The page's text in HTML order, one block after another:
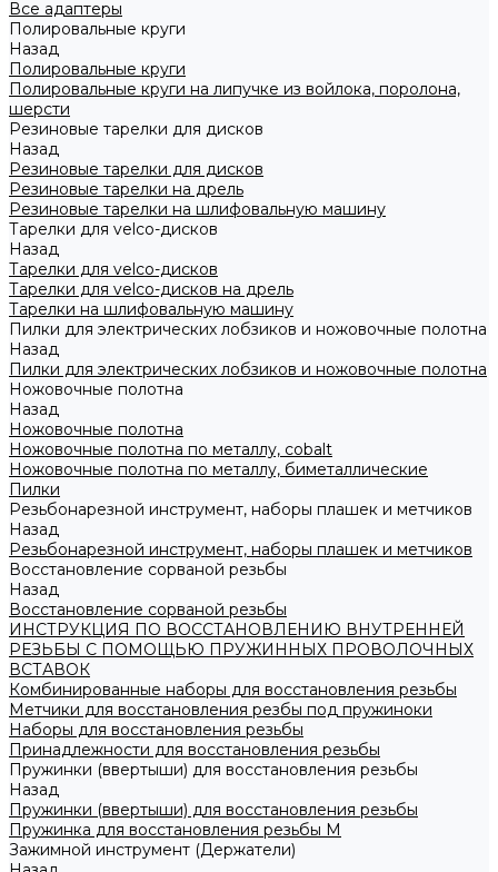
Все адаптеры
Полировальные круги
Назад
Полировальные круги
Полировальные круги на липучке из войлока, поролона,
шерсти
Резиновые тарелки для дисков
Назад
Резиновые тарелки для дисков
Резиновые тарелки на дрель
Резиновые тарелки на шлифовальную машину
Тарелки для velco-дисков
Назад
Тарелки для velco-дисков
Тарелки для velco-дисков на дрель
Тарелки на шлифовальную машину
Пилки для электрических лобзиков и ножовочные полотна
Назад
Пилки для электрических лобзиков и ножовочные полотна
Ножовочные полотна
Назад
Ножовочные полотна
Ножовочные полотна по металлу, cobalt
Ножовочные полотна по металлу, биметаллические
Пилки
Резьбонарезной инструмент, наборы плашек и метчиков
Назад
Резьбонарезной инструмент, наборы плашек и метчиков
Восстановление сорваной резьбы
Назад
Восстановление сорваной резьбы
ИНСТРУКЦИЯ ПО ВОССТАНОВЛЕНИЮ ВНУТРЕННЕЙ
РЕЗЬБЫ С ПОМОЩЬЮ ПРУЖИННЫХ ПРОВОЛОЧНЫХ
ВСТАВОК
Комбинированные наборы для восстановления резьбы
Метчики для восстановления резбы под пружиноки
Наборы для восстановления резьбы
Принадлежности для восстановления резьбы
Пружинки (ввертыши) для восстановления резьбы
Назад
Пружинки (ввертыши) для восстановления резьбы
Пружинка для восстановления резьбы M
Зажимной инструмент (Держатели)